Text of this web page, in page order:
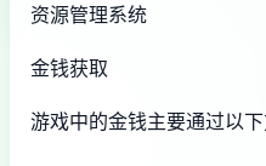
资源管理系统
金钱获取
游戏中的金钱主要通过以下